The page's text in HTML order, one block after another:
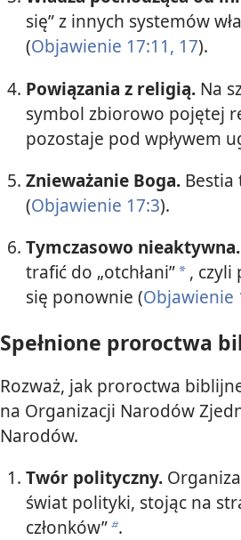
się” z innych systemów
(Objawienie 17:11, 17).
Powiązania z religią.Na
symbol zbiorowo pojętej
pozostaje pod wpływem
Znieważanie Boga.Bestia
(Objawienie 17:3).
Tymczasowo nieaktywna.
trafić do „otchłani”a , czyli
się ponownie (Objawienie
Spełnione proroctwa
Rozważ, jak proroctwa
na Organizacji Narodów
Narodów.
Twór polityczny.
świat polityki, stojąc na
członków”b.